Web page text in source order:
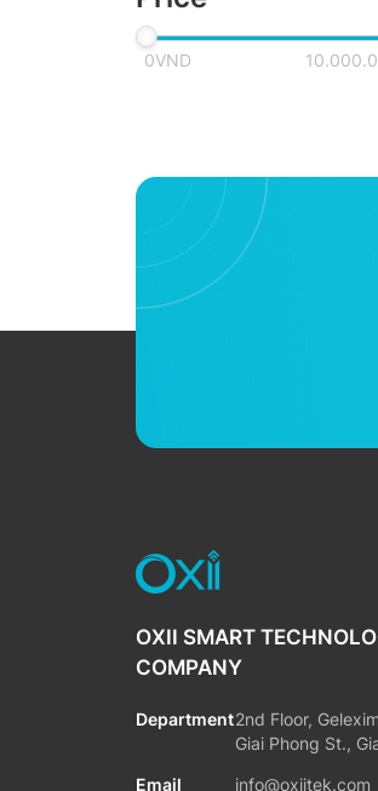
0VND
OXII SMART
COMPANY
Department2nd Floor,
Giai Phong St.,
Email info@oxiitek.com